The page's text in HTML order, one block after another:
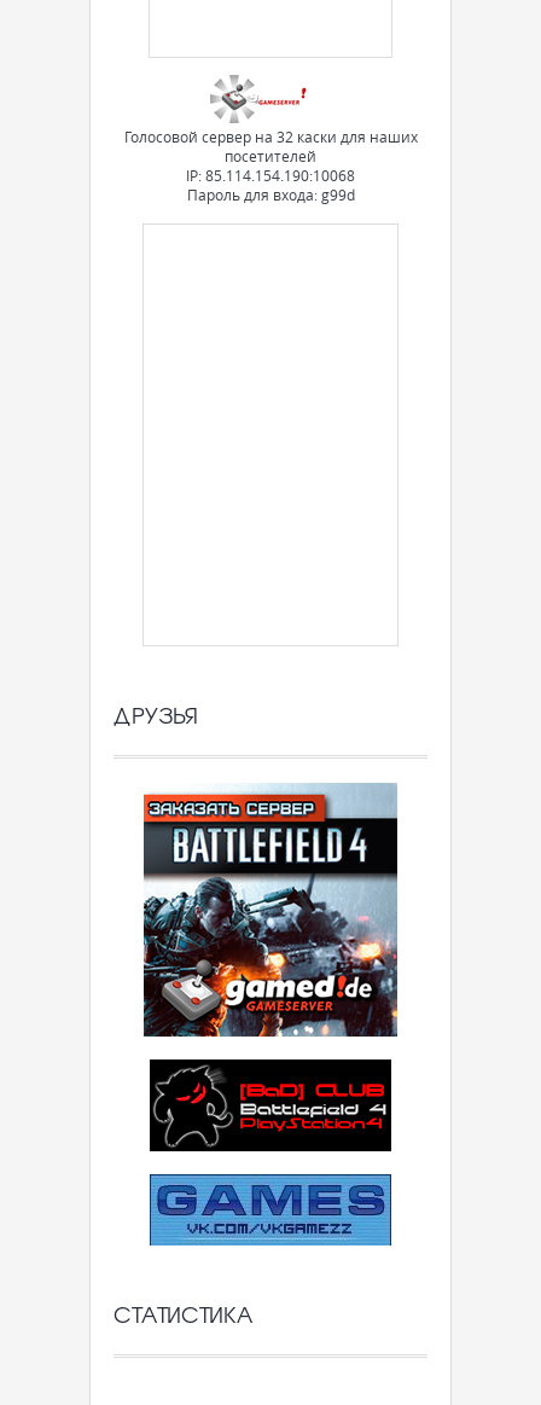
Голосовой сервер на 32 каски для наших
посетителей
IP: 85.114.154.190:10068
Пароль для входа: g99d
ДРУЗЬЯ
СТАТИСТИКА